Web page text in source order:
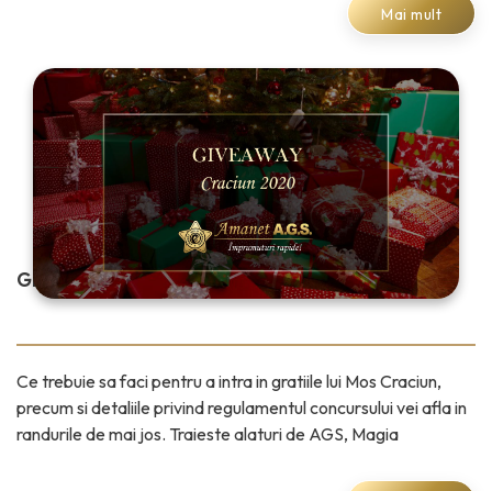
Mai mult
GIVEAWAY CRACIUN 2020
Ce trebuie sa faci pentru a intra in gratiile lui Mos Craciun,
precum si detaliile privind regulamentul concursului vei afla in
randurile de mai jos. Traieste alaturi de AGS, Magia